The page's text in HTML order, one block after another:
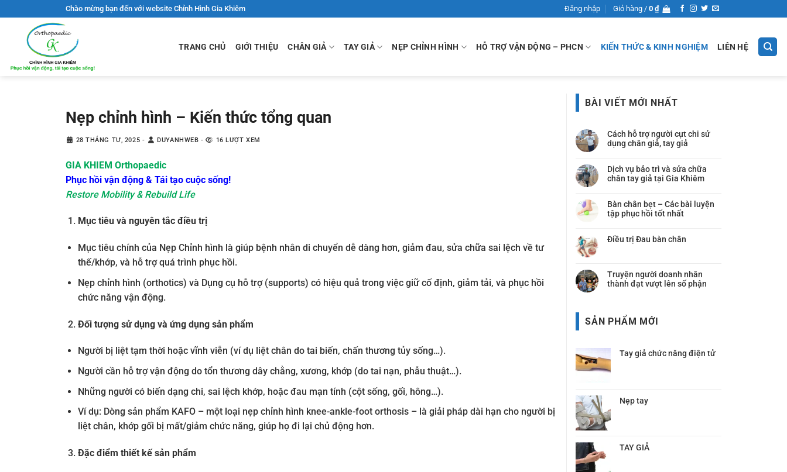
qua
Chào mừng bạn đến với website Chỉnh Hình Gia Khiêm Đăng nhập Giỏ hàng /0₫
TRANG CHỦ GIỚI THIỆU CHÂN GIẢ TAY GIẢ NẸP CHỈNH HÌNH HỖ TRỢ VẬN ĐỘNG – PHCN KIẾN THỨC & KINH NGHIỆM LIÊN HỆ
Nẹp chỉnh hình – Kiến thức tổng quan
28 THÁNG TƯ, 2025 - DUYANHWEB - 16 LƯỢT XEM
GIA KHIEM Orthopaedic
Phục hồi vận động & Tái tạo cuộc sống!
Restore Mobility & Rebuild Life
Mục tiêu và nguyên tắc điều trị
Mục tiêu chính của Nẹp Chỉnh hình là giúp bệnh nhân di chuyển dễ dàng hơn, giảm đau, sửa chữa sai lệch về tư
thế/khớp, và hỗ trợ quá trình phục hồi.
Nẹp chỉnh hình (orthotics) và Dụng cụ hỗ trợ (supports) có hiệu quả trong việc giữ cố định, giảm tải, và phục hồi
chức năng vận động.
Đối tượng sử dụng và ứng dụng sản phẩm
Người bị liệt tạm thời hoặc vĩnh viễn (ví dụ liệt chân do tai biến, chấn thương tủy sống…).
Người cần hỗ trợ vận động do tổn thương dây chằng, xương, khớp (do tai nạn, phẫu thuật…).
Những người có biến dạng chi, sai lệch khớp, hoặc đau mạn tính (cột sống, gối, hông…).
Ví dụ: Dòng sản phẩm KAFO – một loại nẹp chỉnh hình knee-ankle-foot orthosis – là giải pháp dài hạn cho người bị
liệt chân, khớp gối bị mất/giảm chức năng, giúp họ đi lại chủ động hơn.
Đặc điểm thiết kế sản phẩm
BÀI VIẾT MỚI NHẤT
Cách hỗ trợ người cụt chi sử
dụng chân giả, tay giả
Dịch vụ bảo trì và sửa chữa
chân tay giả tại Gia Khiêm
Bàn chân bẹt – Các bài luyện
tập phục hồi tốt nhất
Điều trị Đau bàn chân
Truyện người doanh nhân
thành đạt vượt lên số phận
SẢN PHẨM MỚI
Tay giả chức năng điện tử
Nẹp tay
TAY GIẢ